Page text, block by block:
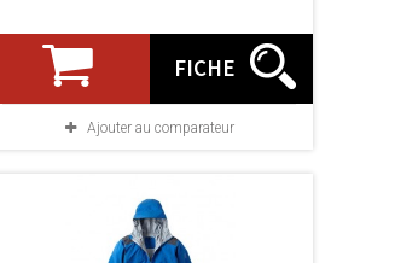
FICHE
Ajouter au comparateur